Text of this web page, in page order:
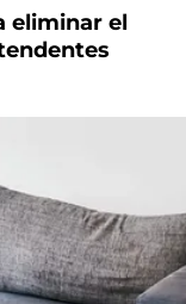
eliminar el